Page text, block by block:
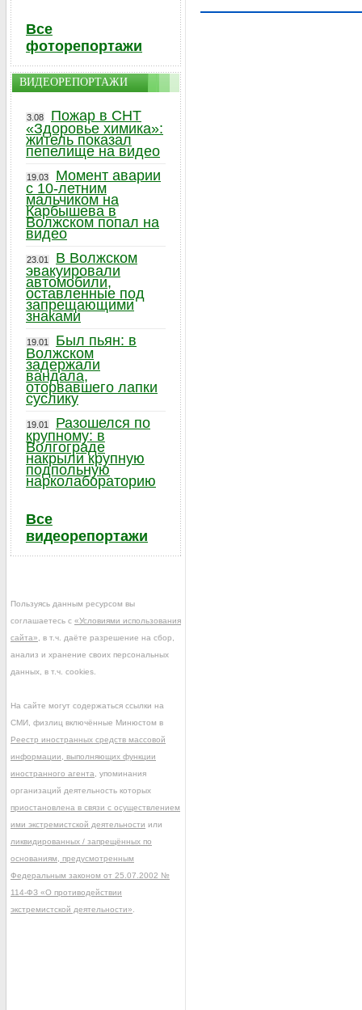
Все
фоторепортажи
ВИДЕОРЕПОРТАЖИ
3.08
Пожар в СНТ
«Здоровье химика»:
житель показал
пепелище на видео
19.03
Момент аварии
с 10-летним
мальчиком на
Карбышева в
Волжском попал на
видео
23.01
В Волжском
эвакуировали
автомобили,
оставленные под
запрещающими
знаками
19.01
Был пьян: в
Волжском
задержали
вандала,
оторвавшего лапки
суслику
19.01
Разошелся по
крупному: в
Волгограде
накрыли крупную
подпольную
нарколабораторию
Все
видеорепортажи
Пользуясь данным ресурсом вы
соглашаетесь с «Условиями использования
сайта» , в т.ч. даёте разрешение на сбор,
анализ и хранение своих персональных
данных, в т.ч. cookies.
На сайте могут содержаться ссылки на
СМИ, физлиц включённые Минюстом в
Реестр иностранных средств массовой
информации, выполняющих функции
иностранного агента , упоминания
организаций деятельность которых
приостановлена в связи с осуществлением
ими экстремистской деятельности или
ликвидированных / запрещённых по
основаниям, предусмотренным
Федеральным законом от 25.07.2002 №
114-ФЗ «О противодействии
экстремистской деятельности»